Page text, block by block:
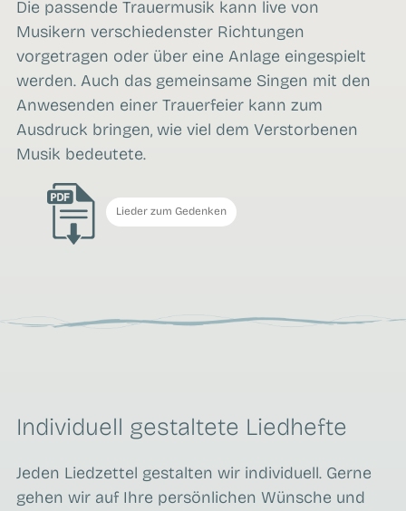
Die passende Trauermusik kann live von
Musikern verschiedenster Richtungen
vorgetragen oder über eine Anlage eingespielt
werden. Auch das gemeinsame Singen mit den
Anwesenden einer Trauerfeier kann zum
Ausdruck bringen, wie viel dem Verstorbenen
Musik bedeutete.
Lieder zum Gedenken
Individuell gestaltete Liedhefte
Jeden Liedzettel gestalten wir individuell. Gerne
gehen wir auf Ihre persönlichen Wünsche und